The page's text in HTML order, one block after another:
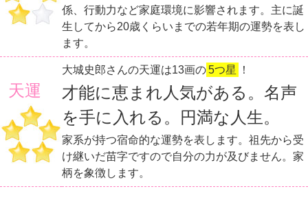
係、行動力など家庭環境に影響されます。主に誕
生してから20歳くらいまでの若年期の運勢を表し
ます。
天運
大城史郎さんの天運は13画の5つ星 ！
才能に恵まれ人気がある。名声
を手に入れる。円満な人生。
家系が持つ宿命的な運勢を表します。祖先から受
け継いだ苗字ですので自分の力が及びません。家
柄を象徴します。